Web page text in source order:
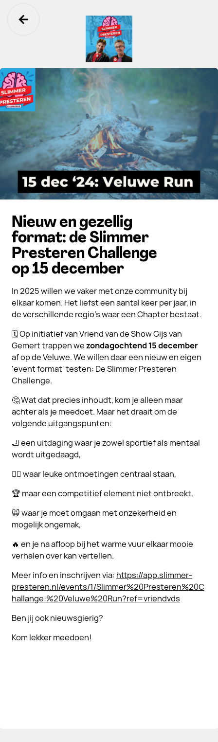
Ga terug
Slimmer Presteren Podcast
Nieuw en gezellig
format: de Slimmer
Presteren Challenge
op 15 december
In 2025 willen we vaker met onze community bij
elkaar komen. Het liefst een aantal keer per jaar, in
de verschillende regio's waar een Chapter bestaat.
🗓️ Op initiatief van Vriend van de Show Gijs van
Gemert trappen wezondagochtend 15 december
af op de Veluwe. We willen daar een nieuw en eigen
'event format' testen: De Slimmer Presteren
Challenge.
🤔 Wat dat precies inhoudt, kom je alleen maar
achter als je meedoet. Maar het draait om de
volgende uitgangspunten:
🦶 een uitdaging waar je zowel sportief als mentaal
wordt uitgedaagd,
❤️‍🔥 waar leuke ontmoetingen centraal staan,
🏆 maar een competitief element niet ontbreekt,
🙀 waar je moet omgaan met onzekerheid en
mogelijk ongemak,
🔥 en je na afloop bij het warme vuur elkaar mooie
verhalen over kan vertellen.
Meer info en inschrijven via: https://app.slimmer-
presteren.nl/events/1/Slimmer%20Presteren%20C
hallange:%20Veluwe%20Run?ref=vriendvds
Ben jij ook nieuwsgierig?
Kom lekker meedoen!